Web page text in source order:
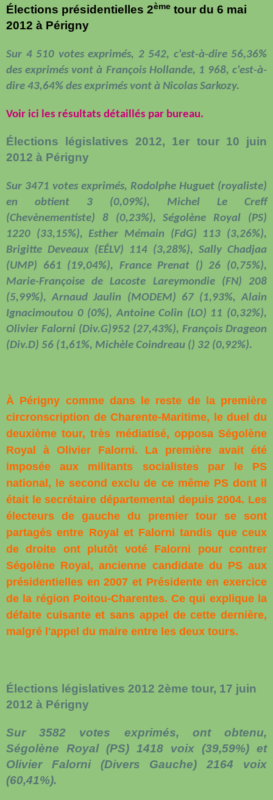
Élections présidentielles 2ème tour du 6 mai
2012 à Périgny
Sur 4 510 votes exprimés, 2 542, c'est-à-dire 56,36%
des exprimés vont à François Hollande, 1 968, c'est-à-
dire 43,64% des exprimés vont à Nicolas Sarkozy.
Voir ici les résultats détaillés par bureau.
Élections législatives 2012, 1er tour 10 juin
2012 à Périgny
Sur 3471 votes exprimés, Rodolphe Huguet (royaliste)
en obtient 3 (0,09%), Michel Le Creff
(Chevènementiste) 8 (0,23%), Ségolène Royal (PS)
1220 (33,15%), Esther Mémain (FdG) 113 (3,26%),
Brigitte Deveaux (EÉLV) 114 (3,28%), Sally Chadjaa
(UMP) 661 (19,04%), France Prenat () 26 (0,75%),
Marie-Françoise de Lacoste Lareymondie (FN) 208
(5,99%), Arnaud Jaulin (MODEM) 67 (1,93%, Alain
Ignacimoutou 0 (0%), Antoine Colin (LO) 11 (0,32%),
Olivier Falorni (Div.G)952 (27,43%), François Drageon
(Div.D) 56 (1,61%, Michèle Coindreau () 32 (0,92%).
À Périgny comme dans le reste de la première
circronscription de Charente-Maritime, le duel du
deuxième tour, très médiatisé, opposa Ségolène
Royal à Olivier Falorni. La première avait été
imposée aux militants socialistes par le PS
national, le second exclu de ce même PS dont il
était le secrétaire départemental depuis 2004. Les
électeurs de gauche du premier tour se sont
partagés entre Royal et Falorni tandis que ceux
de droite ont plutôt voté Falorni pour contrer
Ségolène Royal, ancienne candidate du PS aux
présidentielles en 2007 et Présidente en exercice
de la région Poitou-Charentes. Ce qui explique la
défaite cuisante et sans appel de cette dernière,
malgré l'appel du maire entre les deux tours.
Élections législatives 2012 2ème tour, 17 juin
2012 à Périgny
Sur 3582 votes exprimés, ont obtenu,
Ségolène Royal (PS) 1418 voix (39,59%) et
Olivier Falorni (Divers Gauche) 2164 voix
(60,41%).